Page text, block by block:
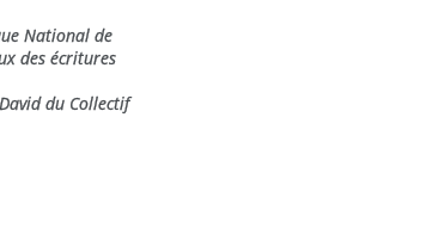
National de
des écritures
du Collectif